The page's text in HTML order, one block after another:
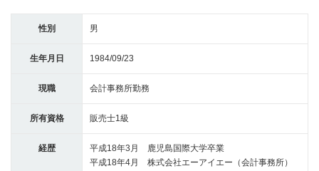
性別 男
生年月日 1984/09/23
現職 会計事務所勤務
所有資格 販売士1級
経歴
平成18年3月 鹿児島国際大学卒業
平成18年4月 株式会社エーアイエー（会計事務所）